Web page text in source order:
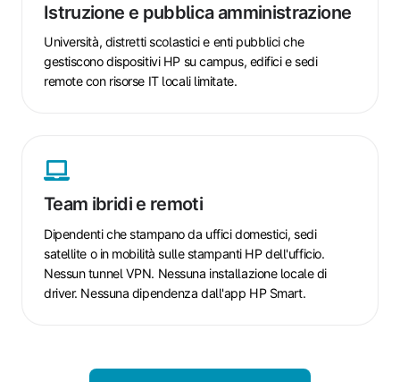
Istruzione e pubblica amministrazione
Università, distretti scolastici e enti pubblici che
gestiscono dispositivi HP su campus, edifici e sedi
remote con risorse IT locali limitate.
amministrazione
Team ibridi e remoti
Dipendenti che stampano da uffici domestici, sedi
satellite o in mobilità sulle stampanti HP dell'ufficio.
Nessun tunnel VPN. Nessuna installazione locale di
driver. Nessuna dipendenza dall'app HP Smart.
ibridi
remoti